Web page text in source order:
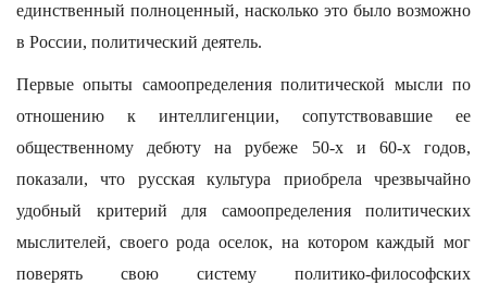
единственный полноценный, насколько это было возможно
в России, политический деятель.
Первые опыты самоопределения политической мысли по
отношению к интеллигенции, сопутствовавшие ее
общественному дебюту на рубеже 50-х и 60-х годов,
показали, что русская культура приобрела чрезвычайно
удобный критерий для самоопределения политических
мыслителей, своего рода оселок, на котором каждый мог
поверять свою систему политико-философских